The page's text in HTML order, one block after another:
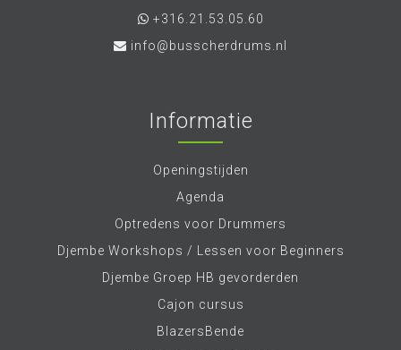
+316.21.53.05.60
info@busscherdrums.nl
Informatie
Openingstijden
Agenda
Optredens voor Drummers
Djembe Workshops / Lessen voor Beginners
Djembe Groep HB gevorderden
Cajon cursus
BlazersBende